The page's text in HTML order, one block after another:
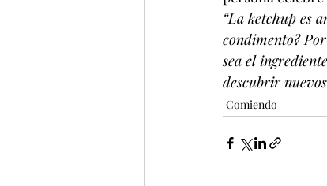
“La ketchup es
condimento?
sea el
descubrir
Comiendo